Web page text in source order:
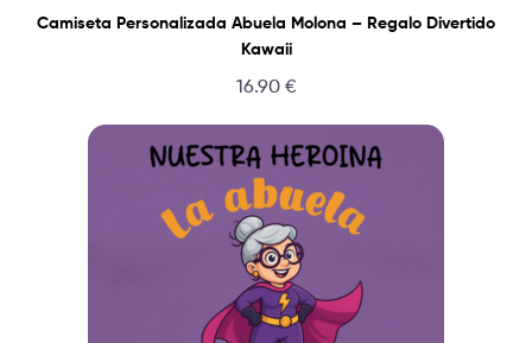
Camiseta Personalizada Abuela Molona – Regalo Divertido
Kawaii
16.90 €